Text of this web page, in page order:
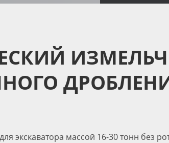
экскаватора массой 16-30 тонн без